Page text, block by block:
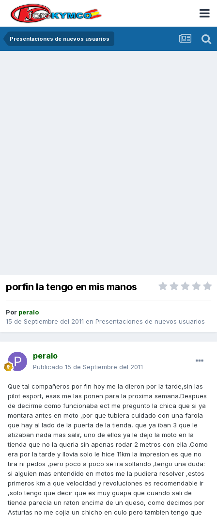
Presentaciones de nuevos usuarios
porfin la tengo en mis manos
Por peralo
15 de Septiembre del 2011 en Presentaciones de nuevos usuarios
peralo
Publicado 15 de Septiembre del 2011
Que tal compañeros por fin hoy me la dieron por la tarde,sin las
pilot esport, esas me las ponen para la proxima semana.Despues
de decirme como funcionaba ect me pregunto la chica que si ya
montara antes en moto ,por que tubiera cuidado con una farola
que hay al lado de la puerta de la tienda, que ya iban 3 que le
atizaban nada mas salir, uno de ellos ya le dejo la moto en la
tienda que no la queria sin apenas rodar 2 metros con ella .Como
era por la tarde y llovia solo le hice 11km la impresion es que no
tira ni pedos ,pero poco a poco se ira soltando ,tengo una duda:
si alguien mas entendido en motos me la pudiera resolver ,estos
primeros km a que velocidad y revoluciones es recomendable ir
,solo tengo que decir que es muy guapa que cuando sali de
tienda parecia un raton encima de un queso, como decimos por
Asturias no me cojia un chicho en culo pero tambien tengo que